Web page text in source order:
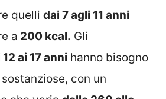
quelli dai 7 agli 11 anni
a 200 kcal. Gli
ai 17 anni hanno bisogno
con un